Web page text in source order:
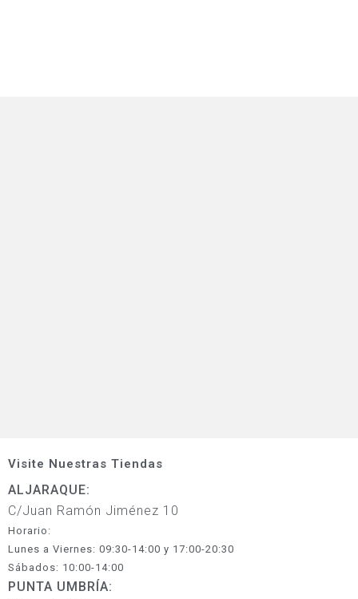
Visite Nuestras Tiendas
ALJARAQUE:
C/Juan Ramón Jiménez 10
Horario:
Lunes a Viernes: 09:30-14:00 y 17:00-20:30
Sábados: 10:00-14:00
PUNTA UMBRÍA: